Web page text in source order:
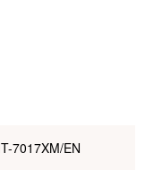
7017XM/EN